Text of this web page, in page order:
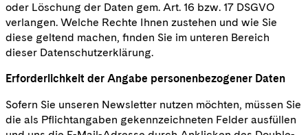
oder Löschung der Daten gem. Art. 16 bzw. 17 DSGVO
verlangen. Welche Rechte Ihnen zustehen und wie Sie
diese geltend machen, finden Sie im unteren Bereich
dieser Datenschutzerklärung.
Erforderlichkeit der Angabe personenbezogener Daten
Sofern Sie unseren Newsletter nutzen möchten, müssen Sie
die als Pflichtangaben gekennzeichneten Felder ausfüllen